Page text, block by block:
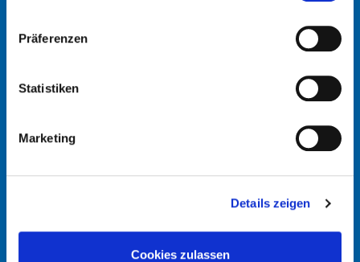
Präferenzen
Statistiken
Marketing
Details zeigen
Cookies zulassen
Tel: +49 2266 92-0